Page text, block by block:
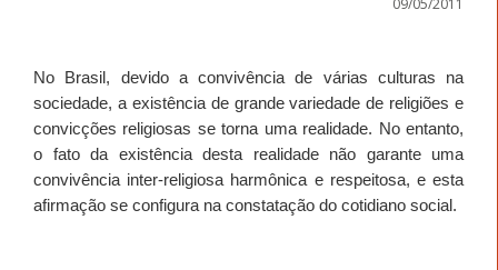
No Brasil, devido a convivência de várias culturas na
sociedade, a existência de grande variedade de religiões e
convicções religiosas se torna uma realidade. No entanto,
o fato da existência desta realidade não garante uma
convivência inter-religiosa harmônica e respeitosa, e esta
afirmação se configura na constatação do cotidiano social.